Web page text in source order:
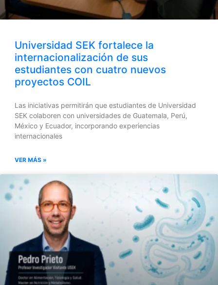
Universidad SEK fortalece la
internacionalización de sus
estudiantes con cuatro nuevos
proyectos COIL
Las iniciativas permitirán que estudiantes de Universidad
SEK colaboren con universidades de Guatemala, Perú,
México y Ecuador, incorporando experiencias
internacionales
VER MÁS »